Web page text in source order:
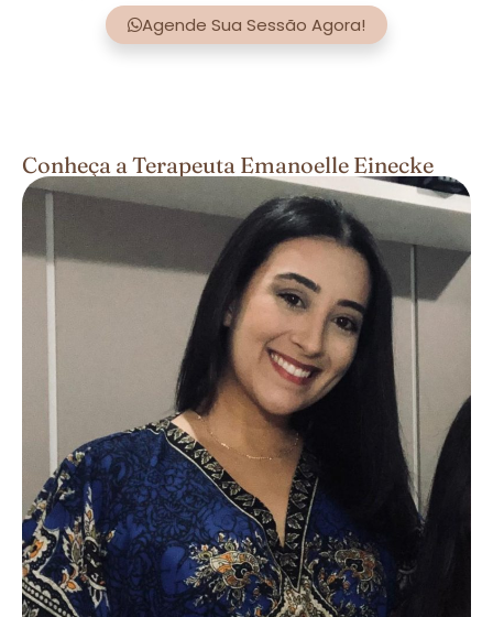
Agende Sua Sessão Agora!
Conheça a Terapeuta Emanoelle Einecke